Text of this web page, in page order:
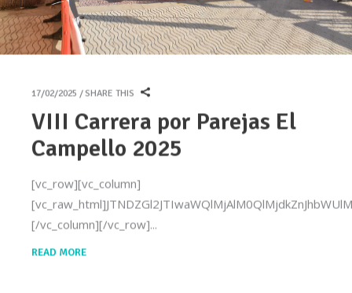
17/02/2025 SHARE THIS
VIII Carrera por Parejas El
Campello 2025
[vc_row][vc_column]
[/vc_column][/vc_row]
READ MORE